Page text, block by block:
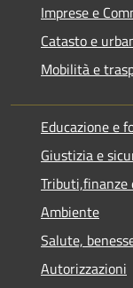
Imprese e
Catasto e
Mobilità e
Educazione e
Giustizia e
Tributi,finanze
Ambiente
Salute,
Autorizzazioni